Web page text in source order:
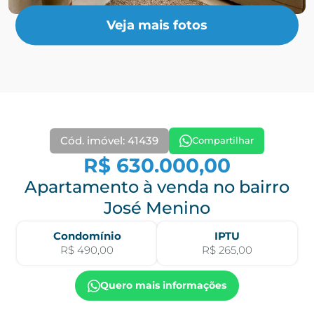
Veja mais fotos
Cód. imóvel: 41439 Compartilhar
R$ 630.000,00
Apartamento à venda no bairro
José Menino
Condomínio
R$ 490,00
IPTU
R$ 265,00
Quero mais informações